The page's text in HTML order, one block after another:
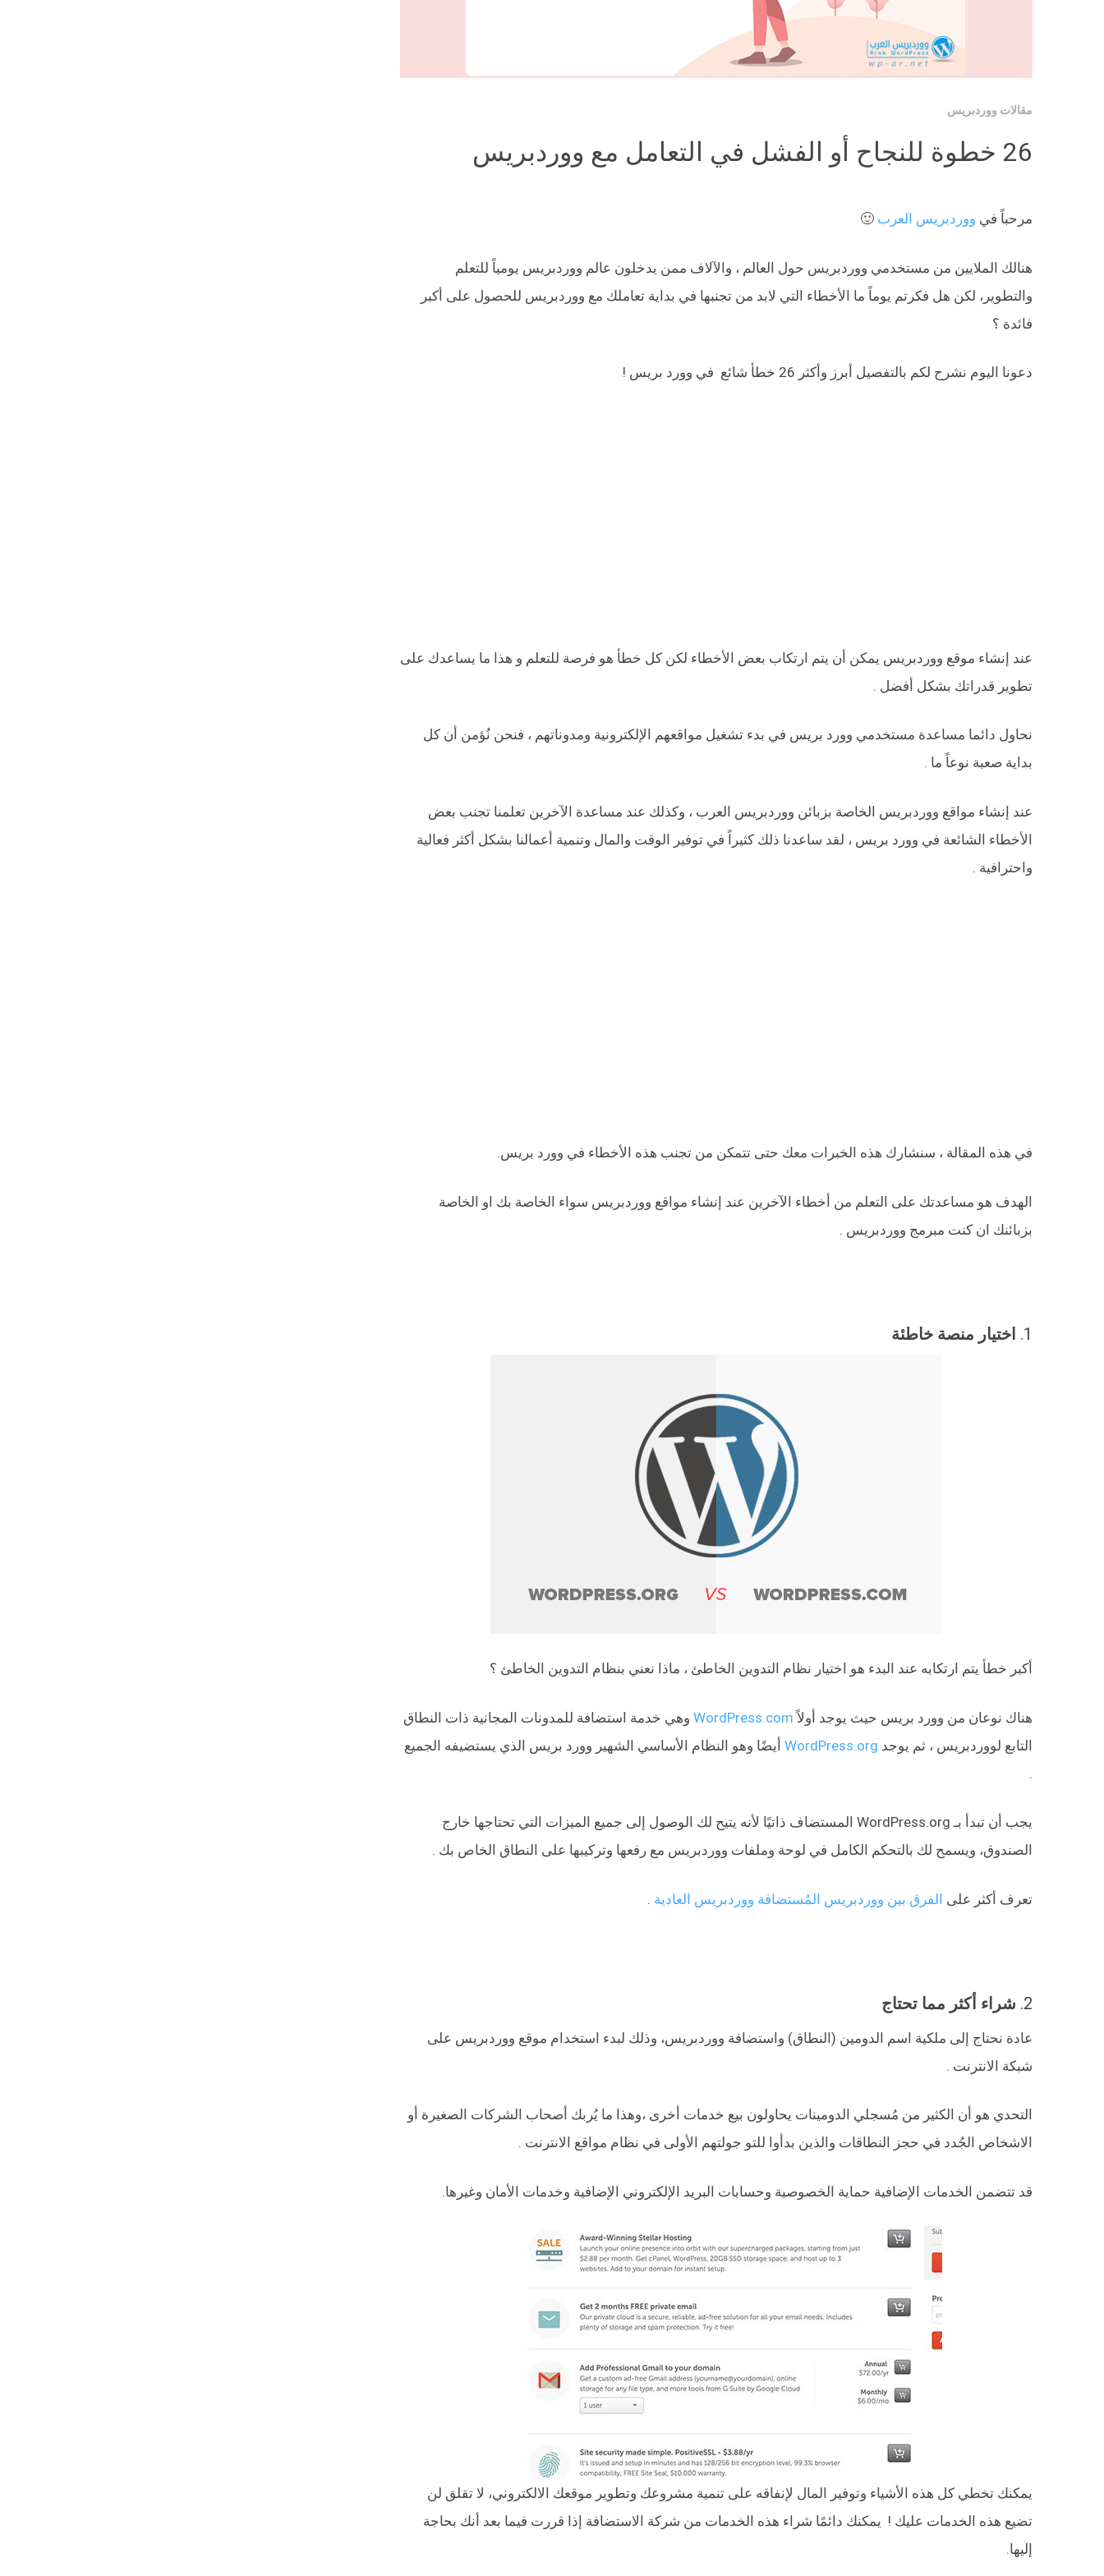
مقالات ووردبريس
26 خطوة للنجاح أو الفشل في التعامل مع ووردبريس
مرحباً في ووردبريس العرب 🙂
هنالك الملايين من مستخدمي ووردبريس حول العالم ، والآلاف ممن يدخلون عالم ووردبريس يومياً للتعلم
والتطوير، لكن هل فكرتم يوماً ما الأخطاء التي لابد من تجنبها في بداية تعاملك مع ووردبريس للحصول على أكبر
فائدة ؟
دعونا اليوم نشرح لكم بالتفصيل أبرز وأكثر 26 خطأ شائع في وورد بريس !
عند إنشاء موقع ووردبريس يمكن أن يتم ارتكاب بعض الأخطاء لكن كل خطأ هو فرصة للتعلم و هذا ما يساعدك على
تطوير قدراتك بشكل أفضل .
نحاول دائما مساعدة مستخدمي وورد بريس في بدء تشغيل مواقعهم الإلكترونية ومدوناتهم ، فنحن نُؤمن أن كل
بداية صعبة نوعاً ما .
عند إنشاء مواقع ووردبريس الخاصة بزبائن ووردبريس العرب ، وكذلك عند مساعدة الآخرين تعلمنا تجنب بعض
الأخطاء الشائعة في وورد بريس ، لقد ساعدنا ذلك كثيراً في توفير الوقت والمال وتنمية أعمالنا بشكل أكثر فعالية
واحترافية .
في هذه المقالة ، سنشارك هذه الخبرات معك حتى تتمكن من تجنب هذه الأخطاء في وورد بريس.
الهدف هو مساعدتك على التعلم من أخطاء الآخرين عند إنشاء مواقع ووردبريس سواء الخاصة بك او الخاصة
بزبائنك ان كنت مبرمج ووردبريس .
1. اختيار منصة خاطئة
أكبر خطأ يتم ارتكابه عند البدء هو اختيار نظام التدوين الخاطئ ، ماذا نعني بنظام التدوين الخاطئ ؟
هناك نوعان من وورد بريس حيث يوجد أولاًWordPress.com وهي خدمة استضافة للمدونات المجانية ذات النطاق
التابع لووردبريس ، ثم يوجد WordPress.org أيضًا وهو النظام الأساسي الشهير وورد بريس الذي يستضيفه الجميع
.
يجب أن تبدأ بـ WordPress.org المستضاف ذاتيًا لأنه يتيح لك الوصول إلى جميع الميزات التي تحتاجها خارج
الصندوق، ويسمح لك بالتحكم الكامل في لوحة وملفات ووردبريس مع رفعها وتركيبها على النطاق الخاص بك .
تعرف أكثر على الفرق بين ووردبريس المُستضافة ووردبريس العادية .
2. شراء أكثر مما تحتاج
عادة نحتاج إلى ملكية اسم الدومين (النطاق) واستضافة ووردبريس، وذلك لبدء استخدام موقع ووردبريس على
شبكة الانترنت .
التحدي هو أن الكثير من مُسجلي الدومينات يحاولون بيع خدمات أخرى ،وهذا ما يُربك أصحاب الشركات الصغيرة أو
الاشخاص الجُدد في حجز النطاقات والذين بدأوا للتو جولتهم الأولى في نظام مواقع الانترنت .
قد تتضمن الخدمات الإضافية حماية الخصوصية وحسابات البريد الإلكتروني الإضافية وخدمات الأمان وغيرها.
يمكنك تخطي كل هذه الأشياء وتوفير المال لإنفاقه على تنمية مشروعك وتطوير موقعك الالكتروني، لا تقلق لن
تضيع هذه الخدمات عليك ! يمكنك دائمًا شراء هذه الخدمات من شركة الاستضافة إذا قررت فيما بعد أنك بحاجة
إليها.